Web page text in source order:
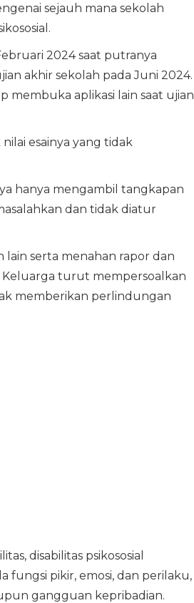
sejauh mana sekolah
2024 saat putranya
akhir sekolah pada Juni 2024.
membuka aplikasi lain saat ujian
esainya yang tidak
hanya mengambil tangkapan
dan tidak diatur
lain serta menahan rapor dan
turut mempersoalkan
memberikan perlindungan
disabilitas psikososial
fungsi pikir, emosi, dan perilaku,
gangguan kepribadian.